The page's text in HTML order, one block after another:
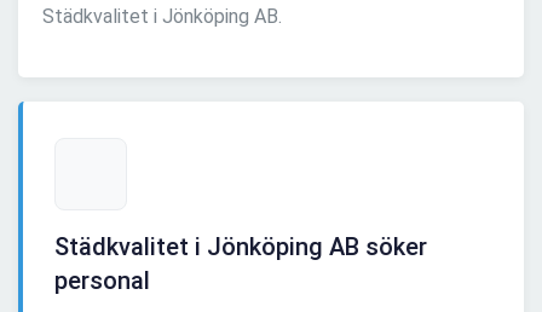
Städkvalitet i Jönköping AB.
Städkvalitet i Jönköping AB söker
personal